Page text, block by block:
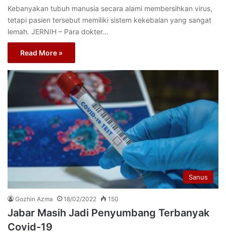
Kebanyakan tubuh manusia secara alami membersihkan virus,
tetapi pasien tersebut memiliki sistem kekebalan yang sangat
lemah. JERNIH – Para dokter…
Read More »
Sanus
Gozhin Azma 18/02/2022 150
Jabar Masih Jadi Penyumbang Terbanyak
Covid-19